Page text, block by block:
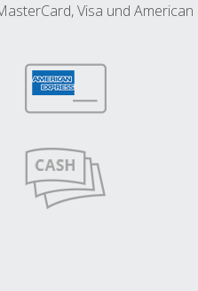
Visa und American